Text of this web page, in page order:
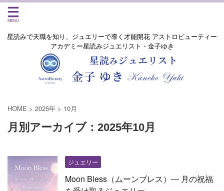
星読みで天職を知り、ジュエリーで導く才能開花 アストロビューティー
アカデミー星読みジュエリスト・金子ゆき
HOME > 2025年 > 10月
月別アーカイブ：2025年10月
ジュエリー
Moon Bless（ムーンブレス）― 月の祝福